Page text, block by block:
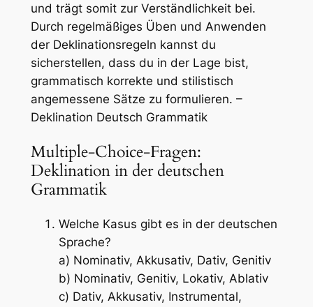
und trägt somit zur Verständlichkeit bei.
Durch regelmäßiges Üben und Anwenden
der Deklinationsregeln kannst du
sicherstellen, dass du in der Lage bist,
grammatisch korrekte und stilistisch
angemessene Sätze zu formulieren. –
Deklination Deutsch Grammatik
Multiple-Choice-Fragen:
Deklination in der deutschen
Grammatik
Welche Kasus gibt es in der deutschen
Sprache?
a) Nominativ, Akkusativ, Dativ, Genitiv
b) Nominativ, Genitiv, Lokativ, Ablativ
c) Dativ, Akkusativ, Instrumental,